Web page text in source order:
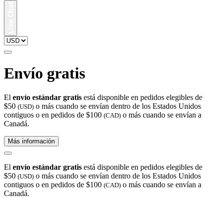
Envío gratis
El envío estándar gratis está disponible en pedidos elegibles de
$50 (USD) o más cuando se envían dentro de los Estados Unidos
contiguos o en pedidos de $100 (CAD) o más cuando se envían a
Canadá.
Más información
El envío estándar gratis está disponible en pedidos elegibles de
$50 (USD) o más cuando se envían dentro de los Estados Unidos
contiguos o en pedidos de $100 (CAD) o más cuando se envían a
Canadá.